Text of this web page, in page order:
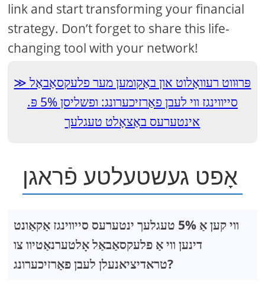
link and start transforming your financial
strategy. Don’t forget to share this life-
changing tool with your network!
פּרוּווט רעוואָלוט און באַקומען מער פלעקסאַבאַל
סייווינגז ווי לעבן פאַרזיכערונג: ופשליסן 5% פּ.
אינטערעס באַצאָלט טעגלעך
אָפט געשטעלטע פֿראגן
ווי קען אַ 5% טעגלעך ינטערעס סייווינגז אַקאַונט
דינען ווי אַ פלעקסאַבאַל אָלטערנאַטיוו צו
טראדיציאנעלן לעבן פאַרזיכערונג?